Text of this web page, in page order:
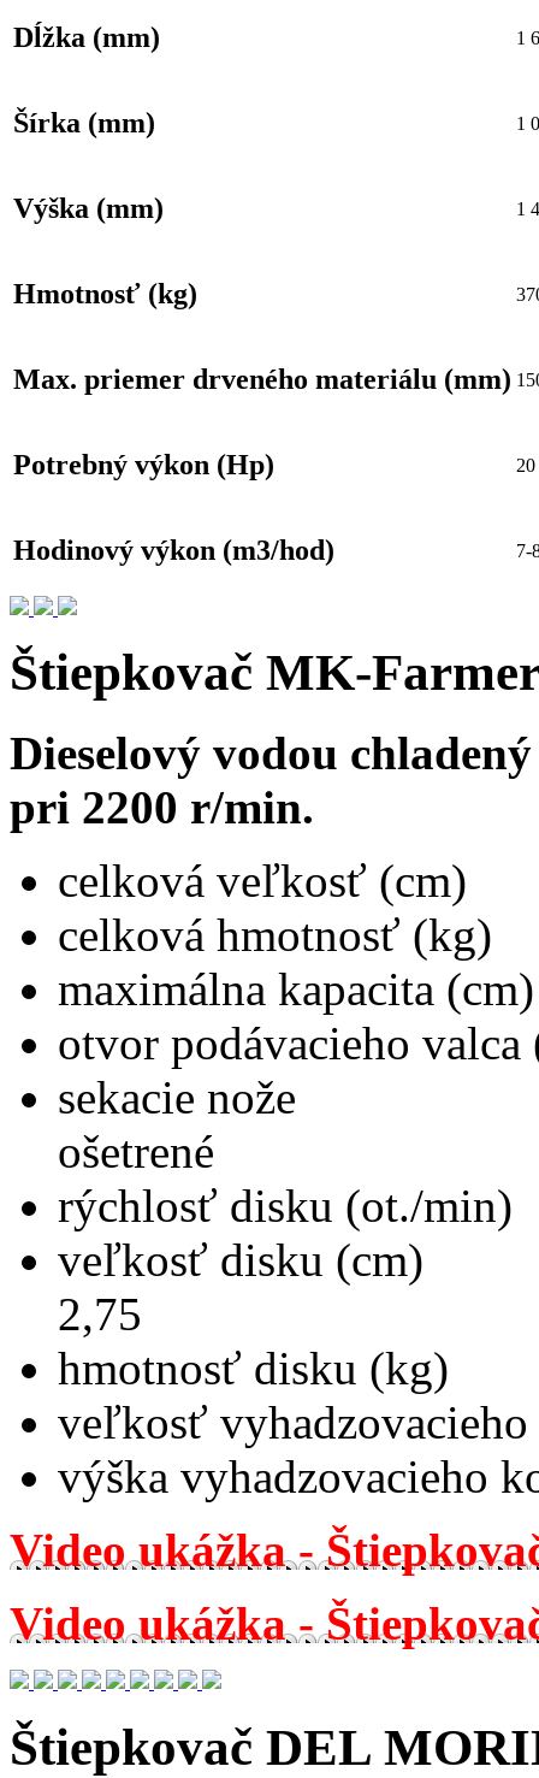
Dĺžka (mm) 1
Šírka (mm) 1
Výška (mm) 1
Hmotnosť (kg)
Max. priemer drveného materiálu (mm)
Potrebný výkon (Hp) 20
Hodinový výkon (m3/hod) 7-
Štiepkovač MK-
Dieselový vodou
pri 2200 r/min.
celková veľkosť
celková
maximálna
otvor podávacieho
sekacie nože
ošetrené
rýchlosť disku
veľkosť disku
2,75
hmotnosť
veľkosť
výška
Video ukážka -
Video ukážka -
Štiepkovač DEL